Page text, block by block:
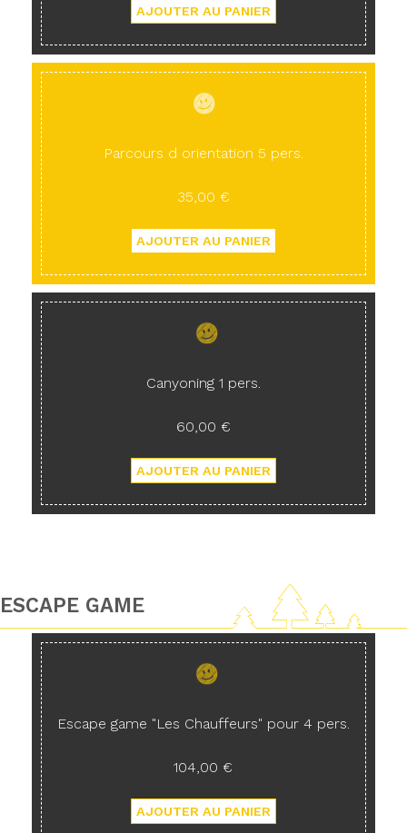
Parcours d orientation 5 pers.
35,00 €
Canyoning 1 pers.
60,00 €
ESCAPE GAME
Escape game "Les Chauffeurs" pour 4 pers.
104,00 €